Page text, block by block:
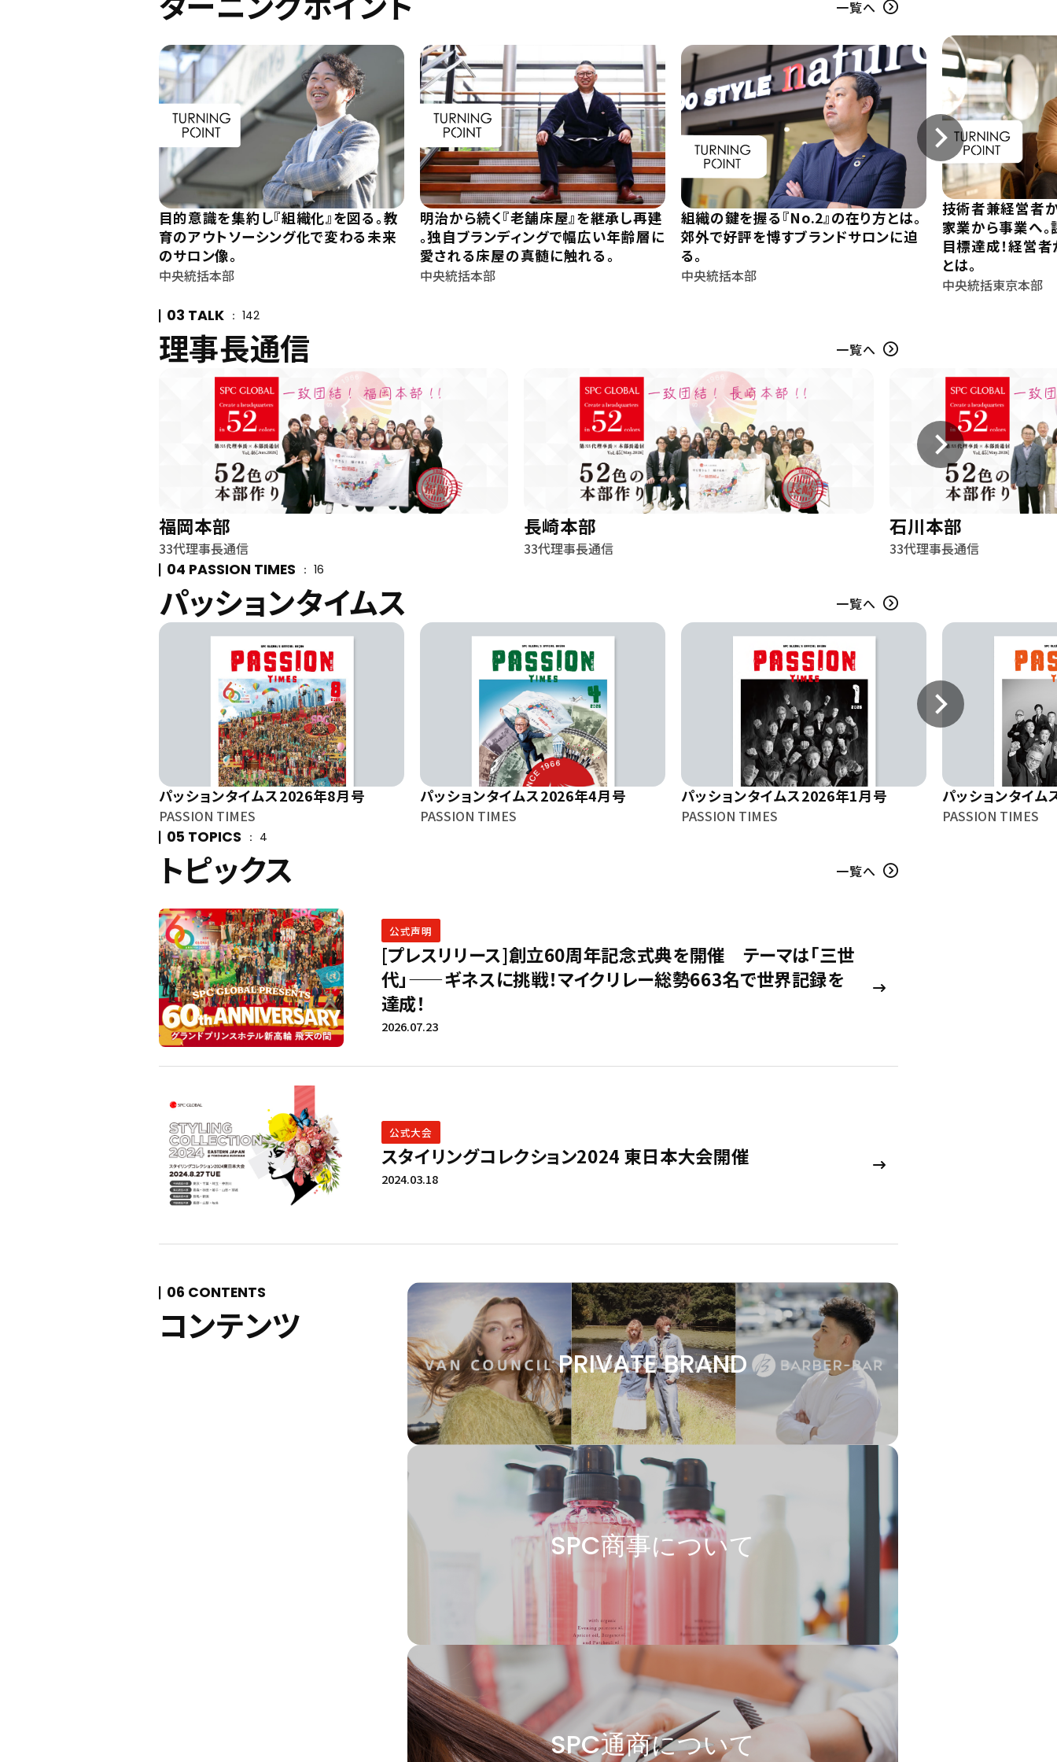
一覧へ
目的意識を集約し『組織化』を図る。教
育のアウトソーシング化で変わる未来
のサロン像。
中央統括本部
明治から続く『老舗床屋』を継承し再建
。独自ブランディングで幅広い年齢層に
愛される床屋の真髄に触れる。
中央統括本部
組織の鍵を握る『No.2』の在り方とは。
郊外で好評を博すブランドサロンに迫
る。
中央統括本部
技術者兼経営者
家業から事業へ。
目標達成！経営
とは。
中央統括東京本部
03 TALK
142
理事長通信 一覧へ
福岡本部
33代理事長通信
長崎本部
33代理事長通信
石川本部
33代理事長通信
04 PASSION TIMES
16
パッションタイムス 一覧へ
パッションタイムス2026年8月号
PASSION TIMES
パッションタイムス2026年4月号
PASSION TIMES
パッションタイムス2026年1月号
PASSION TIMES
パッションタイ
PASSION TIMES
05 TOPICS
4
トピックス 一覧へ
公式声明
[プレスリリース]創立60周年記念式典を開催 テーマは「三世
代」——ギネスに挑戦！マイクリレー総勢663名で世界記録を
達成！
2026.07.23
公式大会
スタイリングコレクション2024 東日本大会開催
2024.03.18
06 CONTENTS
コンテンツ
PRIVATE BRAND
SPC商事について
SPC通商について